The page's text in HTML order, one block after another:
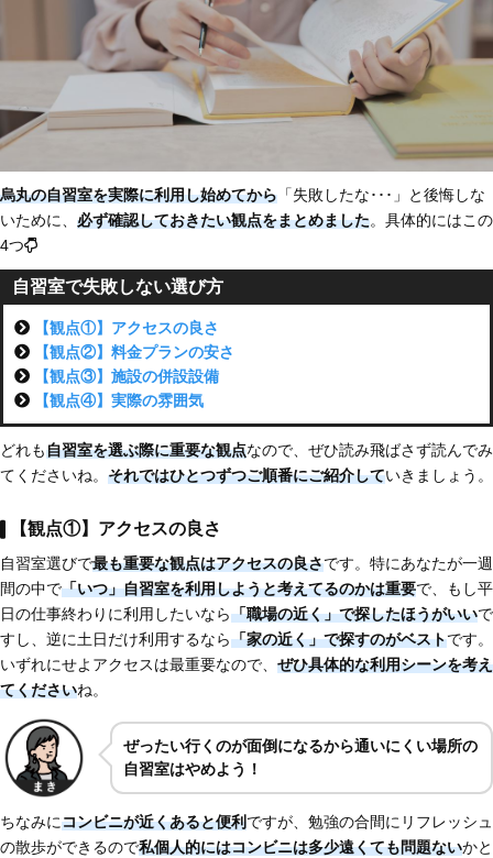
烏丸の自習室を実際に利用し始めてから 「失敗したな･･･」と後悔しな
いために、 必ず確認しておきたい観点をまとめました。具体的にはこの
4つ
自習室で失敗しない選び方
【観点①】アクセスの良さ
【観点②】料金プランの安さ
【観点③】施設の併設設備
【観点④】実際の雰囲気
どれも自習室を選ぶ際に重要な観点なので、ぜひ読み飛ばさず読んでみ
てくださいね。 それではひとつずつご順番にご紹介していきましょう。
【観点①】アクセスの良さ
自習室選びで最も重要な観点はアクセスの良さです。特にあなたが一週
間の中で「いつ」自習室を利用しようと考えてるのかは重要で、もし平
日の仕事終わりに利用したいなら「職場の近く」で探したほうがいいで
すし、逆に土日だけ利用するなら「家の近く」で探すのがベストです。
いずれにせよアクセスは最重要なので、 ぜひ具体的な利用シーンを考え
てくださいね。
ぜったい行くのが面倒になるから通いにくい場所の
自習室はやめよう！
ちなみにコンビニが近くあると便利ですが、勉強の合間にリフレッシュ
の散歩ができるので私個人的にはコンビニは多少遠くても問題ないかと